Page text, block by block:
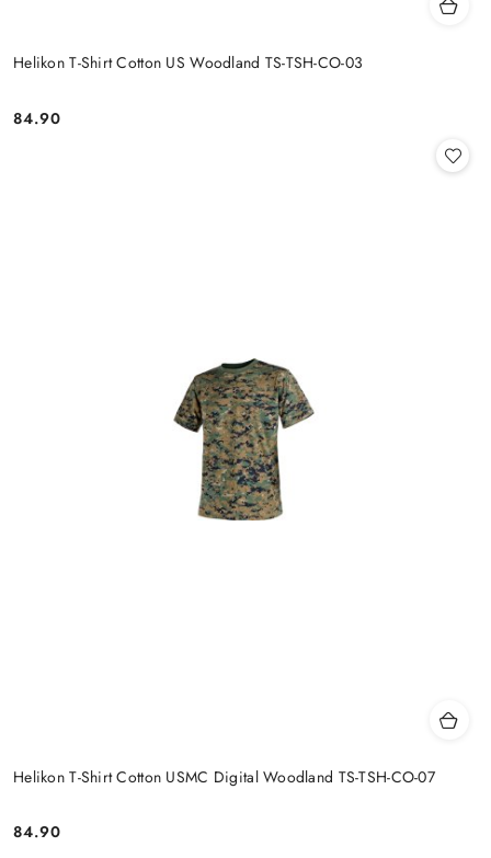
Helikon T-Shirt Cotton US Woodland TS-TSH-CO-03
Cena:
84.90
Helikon T-Shirt Cotton USMC Digital Woodland TS-TSH-CO-07
Cena:
84.90